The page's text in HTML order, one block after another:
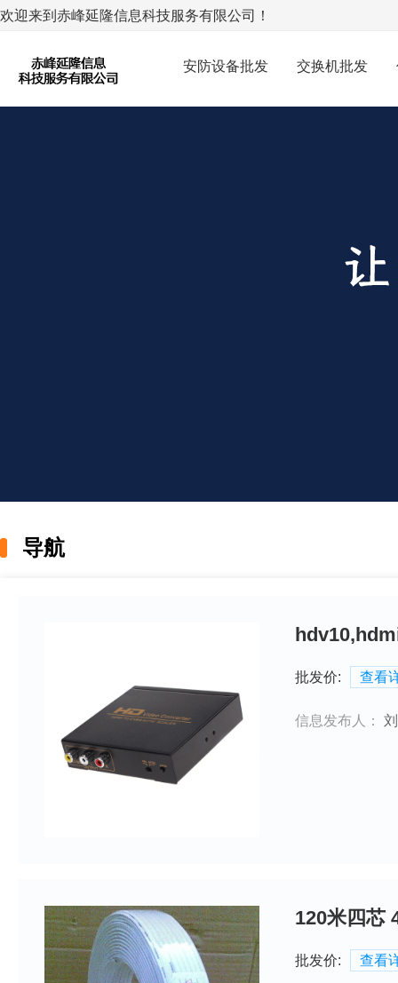
欢迎来到赤峰延隆信息科技服务有限公司！
安防设备批发 交换机批发
导航
批发价: 查看
信息发布人：
120米四芯
批发价: 查看